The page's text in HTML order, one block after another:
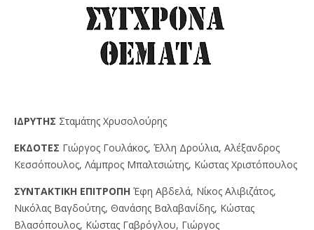
IΔPYTHΣ Σταμάτης Χρυσολούρης
EKΔOTEΣ Γιώργος Γουλάκος, Έλλη Δρούλια, Αλέξανδρος
Κεσσόπουλος, Λάμπρος Μπαλτσιώτης, Κώστας Χριστόπουλος
ΣYNTAKTIKH EΠITPOΠH Έφη Αβδελά, Νίκος Αλιβιζάτος,
Νικόλας Βαγδούτης, Θανάσης Βαλαβανίδης, Κώστας
Βλασόπουλος, Κώστας Γαβρόγλου, Γιώργος